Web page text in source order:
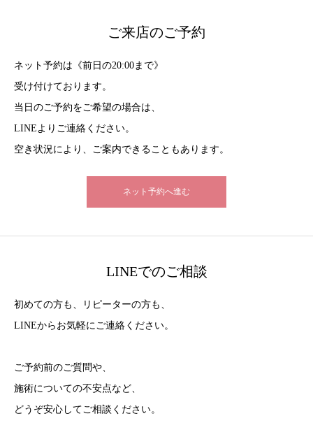
ご来店のご予約
ネット予約は《前日の20:00まで》
受け付けております。
当日のご予約をご希望の場合は、
LINEよりご連絡ください。
空き状況により、ご案内できることもあります。
ネット予約へ進む
LINEでのご相談
初めての方も、リピーターの方も、
LINEからお気軽にご連絡ください。
ご予約前のご質問や、
施術についての不安点など、
どうぞ安心してご相談ください。